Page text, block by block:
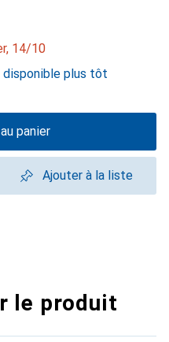
14/10
plus tôt
panier
Ajouter à la liste
le produit